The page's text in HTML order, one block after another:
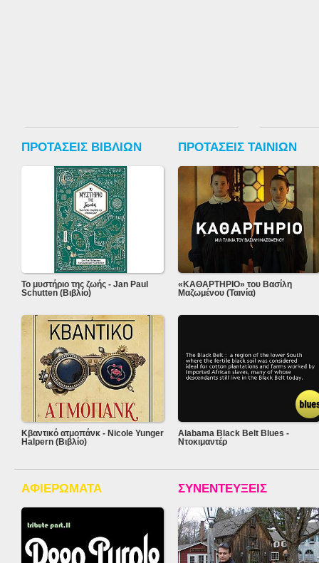
ΠΡΟΤΑΣΕΙΣ ΒΙΒΛΙΩΝ
Το μυστήριο της ζωής - Jan Paul
Schutten (Βιβλίο)
Κβαντικό ατμοπάνκ - Nicole Yunger
Halpern (Βιβλίο)
ΠΡΟΤΑΣΕΙΣ ΤΑΙΝΙΩΝ
«ΚΑΘΑΡΤΗΡΙΟ» του Βασίλη
Μαζωμένου (Ταινία)
Alabama Black Belt Blues -
Ντοκιμαντέρ
ΑΦΙΕΡΩΜΑΤΑ ΣΥΝΕΝΤΕΥΞΕΙΣ